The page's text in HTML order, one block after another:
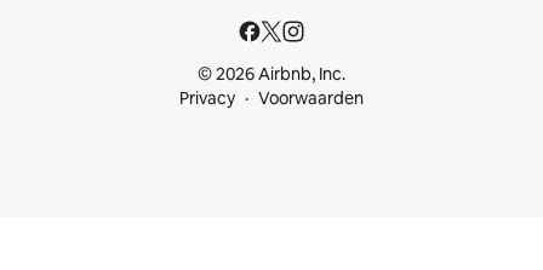
© 2026 Airbnb, Inc.
Privacy
Voorwaarden